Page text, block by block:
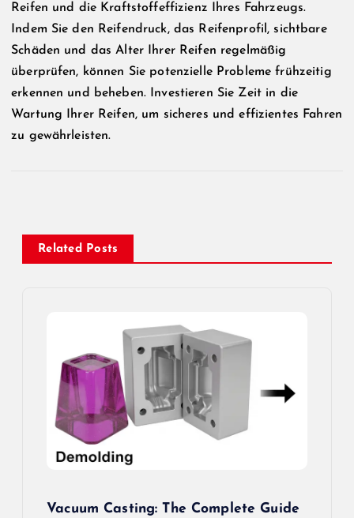
Reifen und die Kraftstoffeffizienz Ihres Fahrzeugs.
Indem Sie den Reifendruck, das Reifenprofil, sichtbare
Schäden und das Alter Ihrer Reifen regelmäßig
überprüfen, können Sie potenzielle Probleme frühzeitig
erkennen und beheben. Investieren Sie Zeit in die
Wartung Ihrer Reifen, um sicheres und effizientes Fahren
zu gewährleisten.
Related Posts
Vacuum Casting: The Complete Guide